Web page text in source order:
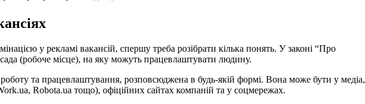
у рекламі вакансій, спершу треба розібрати кілька понять. У законі “Про
(робоче місце), на яку можуть працевлаштувати людину.
та працевлаштування, розповсюджена в будь-якій формі. Вона може бути у медіа,
Robota.ua тощо), офіційних сайтах компаній та у соцмережах.